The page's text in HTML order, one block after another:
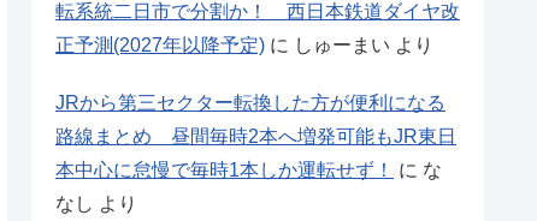
転系統二日市で分割か！ 西日本鉄道ダイヤ改
正予測(2027年以降予定) に しゅーまい より
JRから第三セクター転換した方が便利になる
路線まとめ 昼間毎時2本へ増発可能もJR東日
本中心に怠慢で毎時1本しか運転せず！
に な
なし より